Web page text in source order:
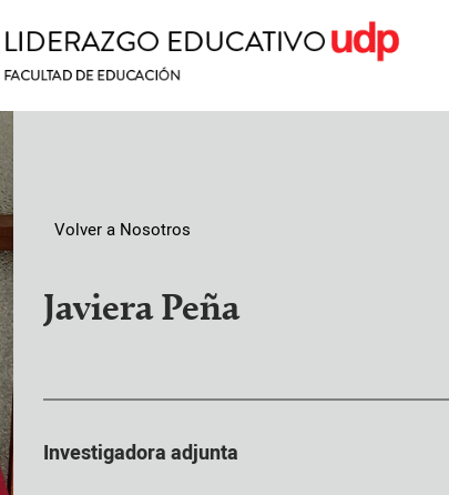
Volver a Nosotros
Javiera Peña
Investigadora adjunta